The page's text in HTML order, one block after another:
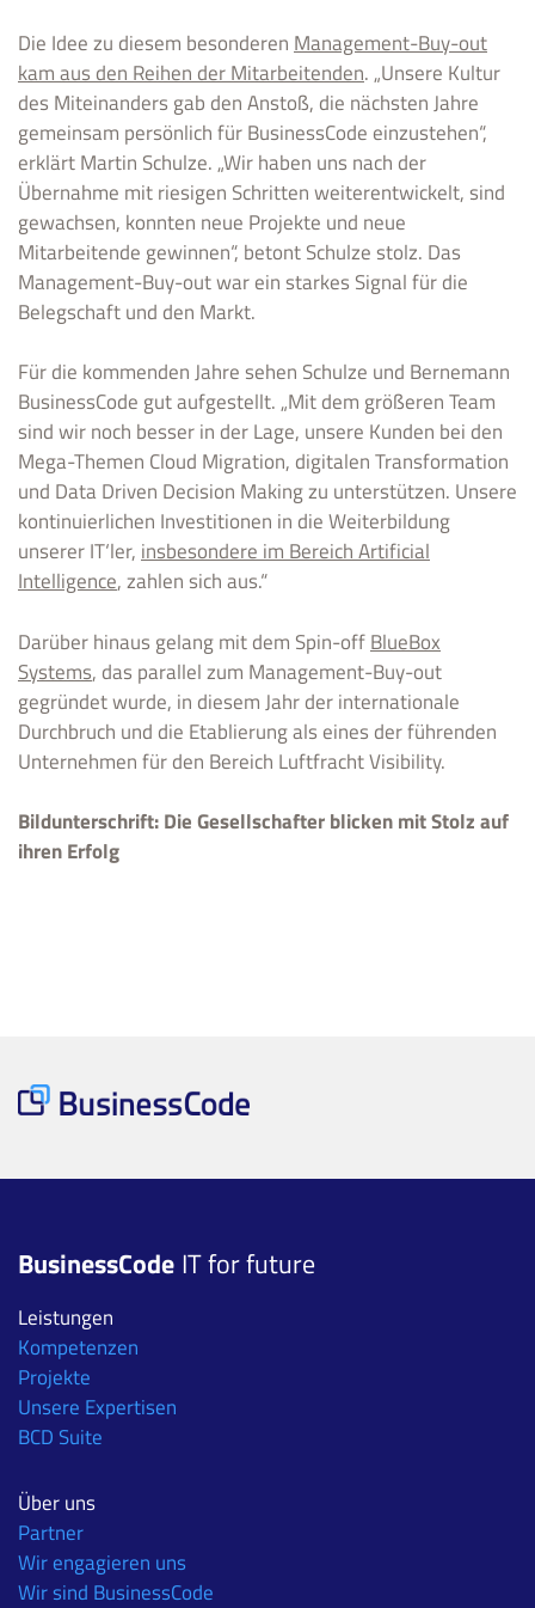
Die Idee zu diesem besonderen Management-Buy-out
kam aus den Reihen der Mitarbeitenden. „Unsere Kultur
des Miteinanders gab den Anstoß, die nächsten Jahre
gemeinsam persönlich für BusinessCode einzustehen“,
erklärt Martin Schulze. „Wir haben uns nach der
Übernahme mit riesigen Schritten weiterentwickelt, sind
gewachsen, konnten neue Projekte und neue
Mitarbeitende gewinnen“, betont Schulze stolz. Das
Management-Buy-out war ein starkes Signal für die
Belegschaft und den Markt.
Für die kommenden Jahre sehen Schulze und Bernemann
BusinessCode gut aufgestellt. „Mit dem größeren Team
sind wir noch besser in der Lage, unsere Kunden bei den
Mega-Themen Cloud Migration, digitalen Transformation
und Data Driven Decision Making zu unterstützen. Unsere
kontinuierlichen Investitionen in die Weiterbildung
unserer IT‘ler,insbesondere im Bereich Artificial
Intelligence, zahlen sich aus.“
Darüber hinaus gelang mit dem Spin-offBlueBox
Systems, das parallel zum Management-Buy-out
gegründet wurde, in diesem Jahr der internationale
Durchbruch und die Etablierung als eines der führenden
Unternehmen für den Bereich Luftfracht Visibility.
Bildunterschrift:Die Gesellschafter blicken mit Stolz auf
ihren Erfolg
BusinessCode IT for future
Leistungen
Kompetenzen
Projekte
Unsere Expertisen
BCD Suite
Über uns
Partner
Wir engagieren uns
Wir sind BusinessCode